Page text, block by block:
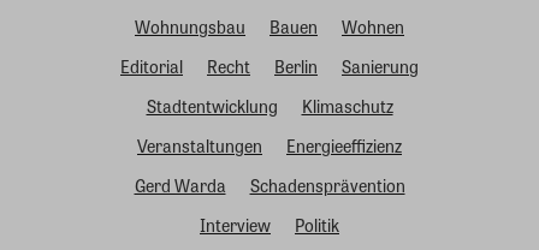
Wohnungsbau
Bauen
Wohnen
Editorial
Recht Berlin
Sanierung
Stadtentwicklung
Klimaschutz
Veranstaltungen
Energieeffizienz
Gerd Warda
Schadensprävention
Interview
Politik